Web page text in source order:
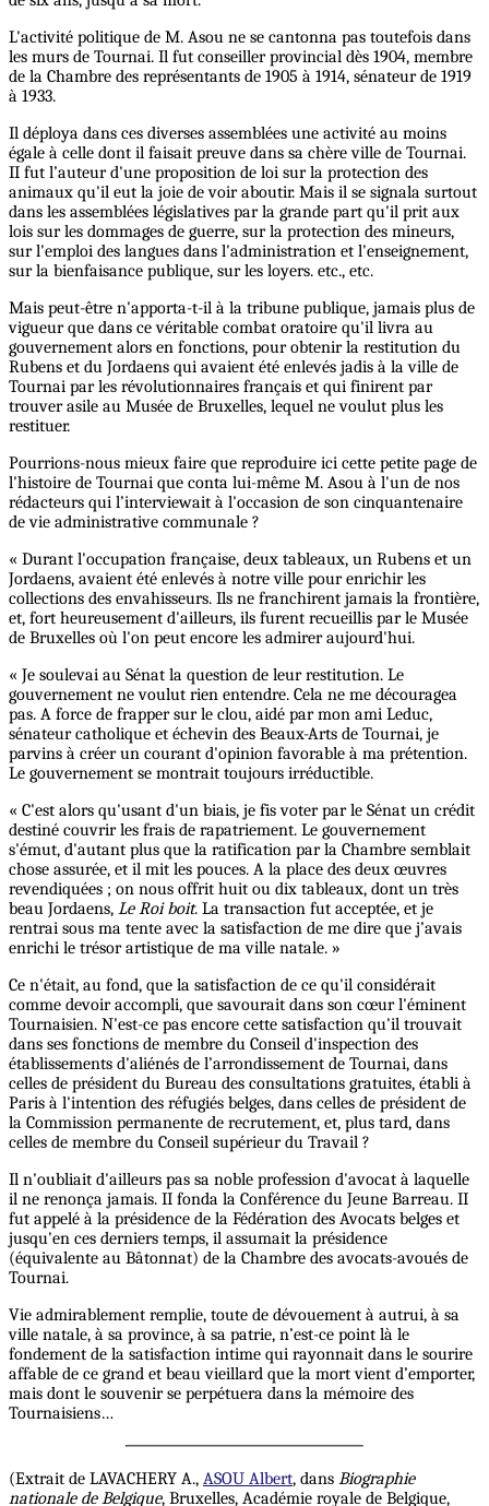
L'activité politique de M. Asou ne se cantonna pas toutefois dans
les murs de Tournai. Il fut conseiller provincial dès 1904, membre
de la Chambre des représentants de 1905 à 1914, sénateur de 1919
à 1933.
Il déploya dans ces diverses assemblées une activité au moins
égale à celle dont il faisait preuve dans sa chère ville de Tournai.
II fut l’auteur d'une proposition de loi sur la protection des
animaux qu'il eut la joie de voir aboutir. Mais il se signala surtout
dans les assemblées législatives par la grande part qu'il prit aux
lois sur les dommages de guerre, sur la protection des mineurs,
sur l'emploi des langues dans l'administration et l'enseignement,
sur la bienfaisance publique, sur les loyers. etc., etc.
Mais peut-être n'apporta-t-il à la tribune publique, jamais plus de
vigueur que dans ce véritable combat oratoire qu'il livra au
gouvernement alors en fonctions, pour obtenir la restitution du
Rubens et du Jordaens qui avaient été enlevés jadis à la ville de
Tournai par les révolutionnaires français et qui finirent par
trouver asile au Musée de Bruxelles, lequel ne voulut plus les
restituer.
Pourrions-nous mieux faire que reproduire ici cette petite page de
l'histoire de Tournai que conta lui-même M. Asou à l'un de nos
rédacteurs qui l’interviewait à l'occasion de son cinquantenaire
de vie administrative communale ?
« Durant l'occupation française, deux tableaux, un Rubens et un
Jordaens, avaient été enlevés à notre ville pour enrichir les
collections des envahisseurs. Ils ne franchirent jamais la frontière,
et, fort heureusement d'ailleurs, ils furent recueillis par le Musée
de Bruxelles où l'on peut encore les admirer aujourd'hui.
« Je soulevai au Sénat la question de leur restitution. Le
gouvernement ne voulut rien entendre. Cela ne me découragea
pas. A force de frapper sur le clou, aidé par mon ami Leduc,
sénateur catholique et échevin des Beaux-Arts de Tournai, je
parvins à créer un courant d'opinion favorable à ma prétention.
Le gouvernement se montrait toujours irréductible.
« C'est alors qu'usant d'un biais, je fis voter par le Sénat un crédit
destiné couvrir les frais de rapatriement. Le gouvernement
s'émut, d'autant plus que la ratification par la Chambre semblait
chose assurée, et il mit les pouces. A la place des deux œuvres
revendiquées ; on nous offrit huit ou dix tableaux, dont un très
beau Jordaens, Le Roi boit. La transaction fut acceptée, et je
rentrai sous ma tente avec la satisfaction de me dire que j’avais
enrichi le trésor artistique de ma ville natale. »
Ce n'était, au fond, que la satisfaction de ce qu'il considérait
comme devoir accompli, que savourait dans son cœur l'éminent
Tournaisien. N'est-ce pas encore cette satisfaction qu'il trouvait
dans ses fonctions de membre du Conseil d'inspection des
établissements d'aliénés de l’arrondissement de Tournai, dans
celles de président du Bureau des consultations gratuites, établi à
Paris à l'intention des réfugiés belges, dans celles de président de
la Commission permanente de recrutement, et, plus tard, dans
celles de membre du Conseil supérieur du Travail ?
Il n'oubliait d'ailleurs pas sa noble profession d'avocat à laquelle
il ne renonça jamais. II fonda la Conférence du Jeune Barreau. II
fut appelé à la présidence de la Fédération des Avocats belges et
jusqu'en ces derniers temps, il assumait la présidence
(équivalente au Bâtonnat) de la Chambre des avocats-avoués de
Tournai.
Vie admirablement remplie, toute de dévouement à autrui, à sa
ville natale, à sa province, à sa patrie, n’est-ce point là le
fondement de la satisfaction intime qui rayonnait dans le sourire
affable de ce grand et beau vieillard que la mort vient d’emporter,
mais dont le souvenir se perpétuera dans la mémoire des
Tournaisiens…
(Extrait de LAVACHERY A., ASOU Albert, dans Biographie
nationale de Belgique, Bruxelles, Académie royale de Belgique,